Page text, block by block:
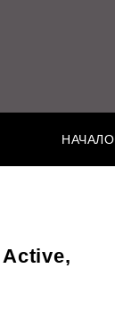
НАЧАЛО